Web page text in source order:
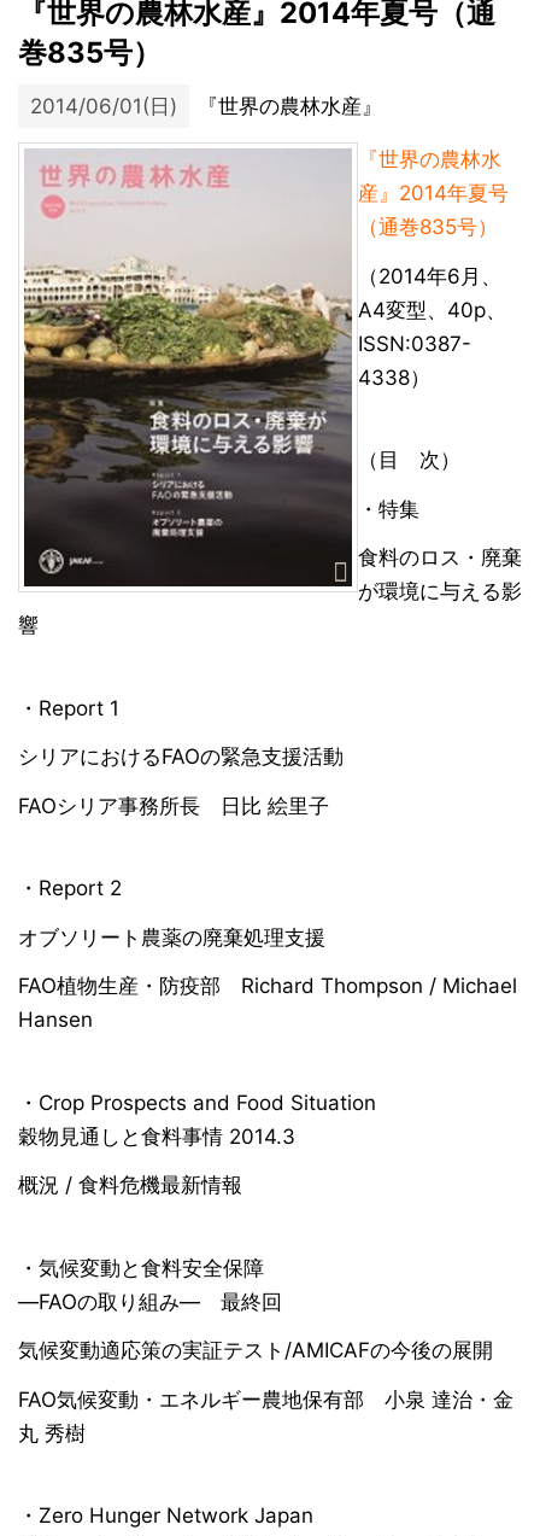
『世界の農林水産』2014年夏号（通
巻835号）
2014/06/01(日) 『世界の農林水産』
『世界の農林水
産』2014年夏号
（通巻835号）
（2014年6月、
A4変型、40p、
ISSN:0387-
4338）
（目 次）
・特集
食料のロス・廃棄
が環境に与える影
響
・Report 1
シリアにおけるFAOの緊急支援活動
FAOシリア事務所長 日比 絵里子
・Report 2
オブソリート農薬の廃棄処理支援
FAO植物生産・防疫部 Richard Thompson / Michael
Hansen
・Crop Prospects and Food Situation
穀物見通しと食料事情 2014.3
概況 / 食料危機最新情報
・気候変動と食料安全保障
―FAOの取り組み― 最終回
気候変動適応策の実証テスト/AMICAFの今後の展開
FAO気候変動・エネルギー農地保有部 小泉 達治・金
丸 秀樹
・Zero Hunger Network Japan